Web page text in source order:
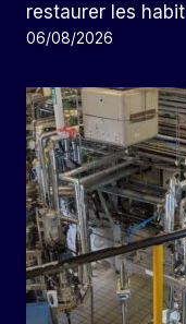
restaurer les
06/08/2026